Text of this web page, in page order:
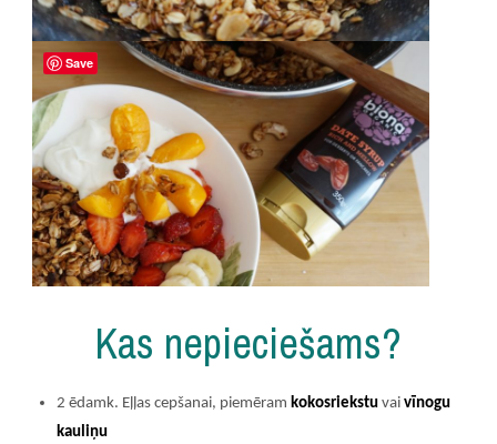
Kas nepieciešams?
2 ēdamk. Eļļas cepšanai, piemēram kokosriekstuvai vīnogu
kauliņu
Save